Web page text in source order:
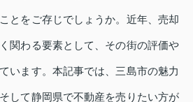
とをご存じでしょうか。近年、売却
関わる要素として、その街の評価や
います。本記事では、三島市の魅力
して静岡県で不動産を売りたい方が